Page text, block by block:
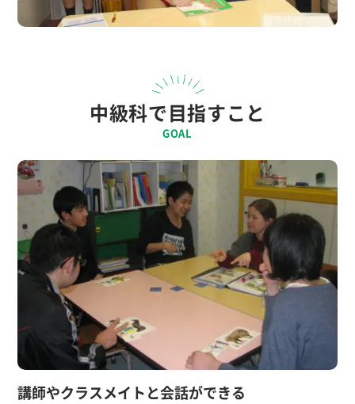
中級科で目指すこと
GOAL
講師やクラスメイトと会話ができる